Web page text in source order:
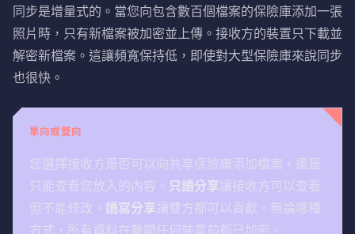
同步是增量式的。當您向包含數百個檔案的保險庫添加一張
照片時，只有新檔案被加密並上傳。接收方的裝置只下載並
解密新檔案。這讓頻寬保持低，即使對大型保險庫來說同步
也很快。
單向或雙向
您選擇接收方是否可以向共享保險庫添加檔案，還是
只能查看您放入的內容。 只讀分享讓接收方可以查看
但不能修改。 讀寫分享讓雙方都可以貢獻。無論哪種
方式，所有資料在離開任何裝置前都已加密。